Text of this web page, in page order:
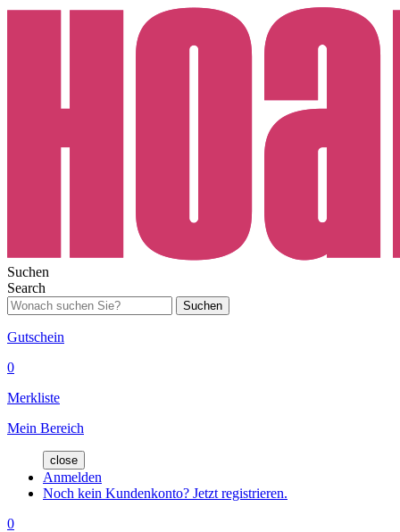
Suchen
Search
Suchen
Gutschein
0
Merkliste
Mein Bereich
close
Anmelden
Noch kein Kundenkonto? Jetzt registrieren.
0